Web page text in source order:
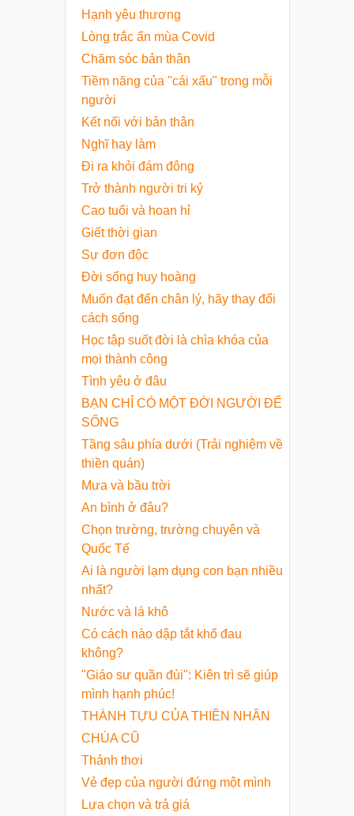
Hạnh yêu thương
Lòng trắc ẩn mùa Covid
Chăm sóc bản thân
Tiềm năng của "cái xấu" trong mỗi
người
Kết nối với bản thân
Nghĩ hay làm
Đi ra khỏi đám đông
Trở thành người tri kỷ
Cao tuổi và hoan hỉ
Giết thời gian
Sự đơn độc
Đời sống huy hoàng
Muốn đạt đến chân lý, hãy thay đổi
cách sống
Học tập suốt đời là chìa khóa của
mọi thành công
Tình yêu ở đâu
BẠN CHỈ CÓ MỘT ĐỜI NGƯỜI ĐỂ
SỐNG
Tầng sâu phía dưới (Trải nghiệm về
thiền quán)
Mưa và bầu trời
An bình ở đâu?
Chọn trường, trường chuyên và
Quốc Tế
Ai là người lạm dụng con bạn nhiều
nhất?
Nước và lá khô
Có cách nào dập tắt khổ đau
không?
"Giáo sư quần đùi": Kiên trì sẽ giúp
mình hạnh phúc!
THÀNH TỰU CỦA THIỀN NHÂN
CHÙA CŨ
Thảnh thơi
​Vẻ đẹp của người đứng một mình
Lựa chọn và trả giá